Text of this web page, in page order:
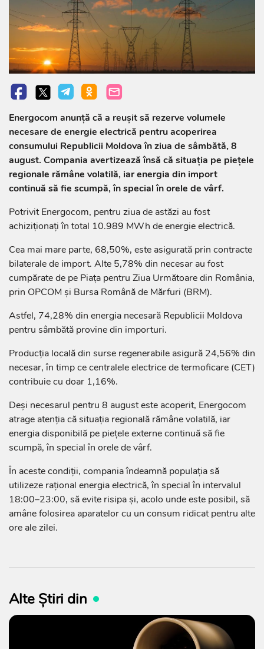
Energocom anunță că a reușit să rezerve volumele
necesare de energie electrică pentru acoperirea
consumului Republicii Moldova în ziua de sâmbătă, 8
august. Compania avertizează însă că situația pe piețele
regionale rămâne volatilă, iar energia din import
continuă să fie scumpă, în special în orele de vârf.
Potrivit Energocom, pentru ziua de astăzi au fost
achiziționați în total 10.989 MWh de energie electrică.
Cea mai mare parte, 68,50%, este asigurată prin contracte
bilaterale de import. Alte 5,78% din necesar au fost
cumpărate de pe Piața pentru Ziua Următoare din România,
prin OPCOM și Bursa Română de Mărfuri (BRM).
Astfel, 74,28% din energia necesară Republicii Moldova
pentru sâmbătă provine din importuri.
Producția locală din surse regenerabile asigură 24,56% din
necesar, în timp ce centralele electrice de termoficare (CET)
contribuie cu doar 1,16%.
Deși necesarul pentru 8 august este acoperit, Energocom
atrage atenția că situația regională rămâne volatilă, iar
energia disponibilă pe piețele externe continuă să fie
scumpă, în special în orele de vârf.
În aceste condiții, compania îndeamnă populația să
utilizeze rațional energia electrică, în special în intervalul
18:00–23:00, să evite risipa și, acolo unde este posibil, să
amâne folosirea aparatelor cu un consum ridicat pentru alte
ore ale zilei.
Alte Știri din